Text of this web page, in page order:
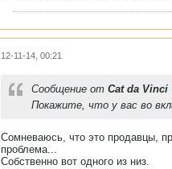
12-11-14, 00:21
Сообщение от Cat da Vinci
Покажите, что у вас во
Сомневаюсь, что это продавцы,
проблема...
Собственно вот одного из низ.